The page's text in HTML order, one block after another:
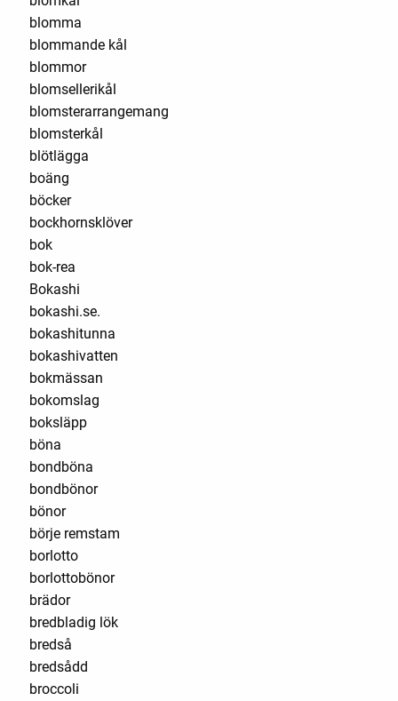
blomma
blommande kål
blommor
blomsellerikål
blomsterarrangemang
blomsterkål
blötlägga
boäng
böcker
bockhornsklöver
bok
bok-rea
Bokashi
bokashi.se.
bokashitunna
bokashivatten
bokmässan
bokomslag
boksläpp
böna
bondböna
bondbönor
bönor
börje remstam
borlotto
borlottobönor
brädor
bredbladig lök
bredså
bredsådd
broccoli